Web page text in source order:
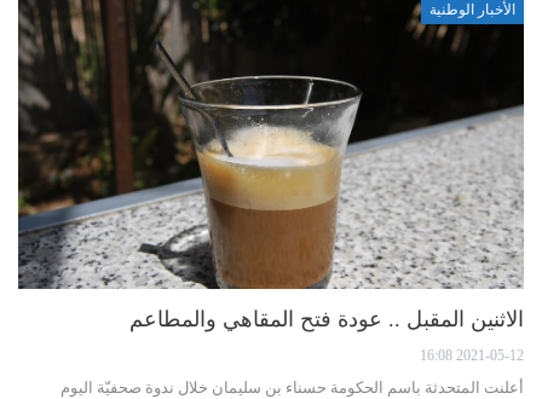
الأخبار الوطنية
الاثنين المقبل .. عودة فتح المقاهي والمطاعم
2021-05-12 16:08
أعلنت المتحدثة باسم الحكومة حسناء بن سليمان خلال ندوة صحفيّة اليوم